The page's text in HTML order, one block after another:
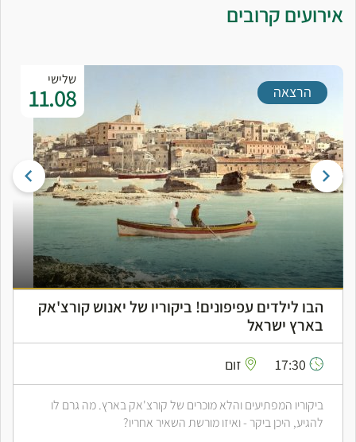
אירועים קרובים
שלישי
11.08 הרצאה
הבו לילדים עפיפונים! ביקוריו של יאנוש קורצ'אק
בארץ ישראל
זום
ביקוריו המפתיעים והלא מוכרים של קורצ'אק בארץ. מה גרם לו
להגיע, היכן ביקר - ואיזו מורשת השאיר אחריו?